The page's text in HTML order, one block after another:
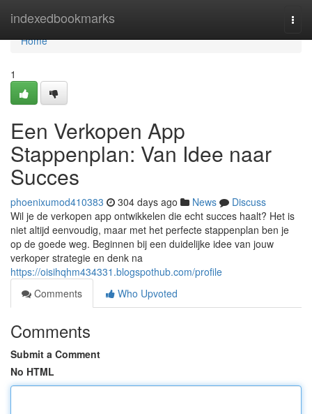
indexedbookmarks
Home
Home
1
Een Verkopen App
Stappenplan: Van Idee naar
Succes
phoenixumod410383 304 days ago News
Discuss
Wil je de verkopen app ontwikkelen die echt succes haalt? Het is
niet altijd eenvoudig, maar met het perfecte stappenplan ben je
op de goede weg. Beginnen bij een duidelijke idee van jouw
verkoper strategie en denk na
https://oisihqhm434331.blogspothub.com/profile
Comments
Who Upvoted
Comments
Submit a Comment
No HTML